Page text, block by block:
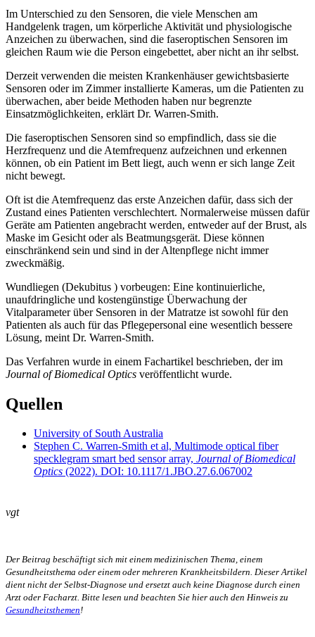
Im Unterschied zu den Sensoren, die viele Menschen am
Handgelenk tragen, um körperliche Aktivität und physiologische
Anzeichen zu überwachen, sind die faseroptischen Sensoren im
gleichen Raum wie die Person eingebettet, aber nicht an ihr selbst.
Derzeit verwenden die meisten Krankenhäuser gewichtsbasierte
Sensoren oder im Zimmer installierte Kameras, um die Patienten zu
überwachen, aber beide Methoden haben nur begrenzte
Einsatzmöglichkeiten, erklärt Dr. Warren-Smith.
Die faseroptischen Sensoren sind so empfindlich, dass sie die
Herzfrequenz und die Atemfrequenz aufzeichnen und erkennen
können, ob ein Patient im Bett liegt, auch wenn er sich lange Zeit
nicht bewegt.
Oft ist die Atemfrequenz das erste Anzeichen dafür, dass sich der
Zustand eines Patienten verschlechtert. Normalerweise müssen dafür
Geräte am Patienten angebracht werden, entweder auf der Brust, als
Maske im Gesicht oder als Beatmungsgerät. Diese können
einschränkend sein und sind in der Altenpflege nicht immer
zweckmäßig.
Wundliegen (Dekubitus ) vorbeugen: Eine kontinuierliche,
unaufdringliche und kostengünstige Überwachung der
Vitalparameter über Sensoren in der Matratze ist sowohl für den
Patienten als auch für das Pflegepersonal eine wesentlich bessere
Lösung, meint Dr. Warren-Smith.
Das Verfahren wurde in einem Fachartikel beschrieben, der im
Journal of Biomedical Optics veröffentlicht wurde.
Quellen
University of South Australia
Stephen C. Warren-Smith et al, Multimode optical fiber
specklegram smart bed sensor array, Journal of Biomedical
Optics (2022). DOI: 10.1117/1.JBO.27.6.067002
vgt
Der Beitrag beschäftigt sich mit einem medizinischen Thema, einem
Gesundheitsthema oder einem oder mehreren Krankheitsbildern. Dieser Artikel
dient nicht der Selbst-Diagnose und ersetzt auch keine Diagnose durch einen
Arzt oder Facharzt. Bitte lesen und beachten Sie hier auch den Hinweis zu
Gesundheitsthemen!